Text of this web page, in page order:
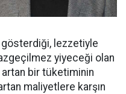
gösterdiği, lezzetiyle
yiyeceği olan
artan bir tüketiminin
maliyetlere karşın